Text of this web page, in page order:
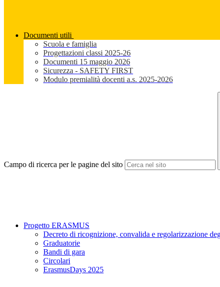
Documenti utili
Scuola e famiglia
Progettazioni classi 2025-26
Documenti 15 maggio 2026
Sicurezza - SAFETY FIRST
Modulo premialità docenti a.s. 2025-2026
Campo di ricerca per le pagine del sito
Progetto ERASMUS
Decreto di ricognizione, convalida e regolarizzazione
Graduatorie
Bandi di gara
Circolari
ErasmusDays 2025